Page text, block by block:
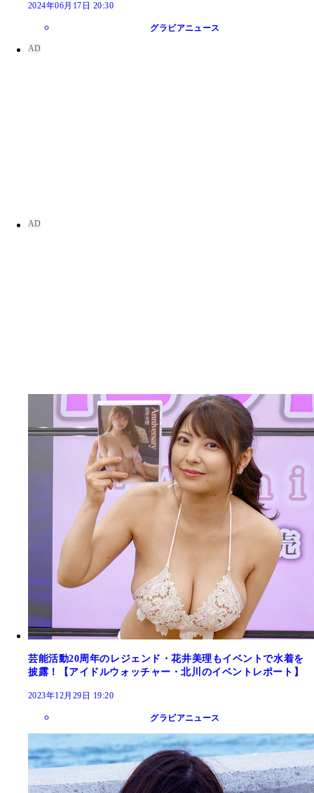
2024年06月17日 20:30
グラビアニュース
芸能活動20周年のレジェンド・花井美理もイベントで水着を
披露！【アイドルウォッチャー・北川のイベントレポート】
2023年12月29日 19:20
グラビアニュース